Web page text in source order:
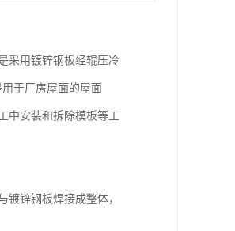
采用镀锌钢板经辊压冷
于厂房屋面的屋面
中安装和拆除模板等工
锌钢板焊接成整体，